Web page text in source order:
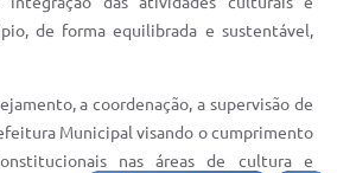
de forma equilibrada e sustentável,
a coordenação, a supervisão de
Municipal visando o cumprimento
nas áreas de cultura e